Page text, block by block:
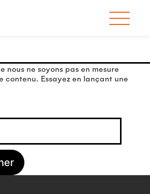
nous ne soyons pas en mesure
contenu. Essayez en lançant une